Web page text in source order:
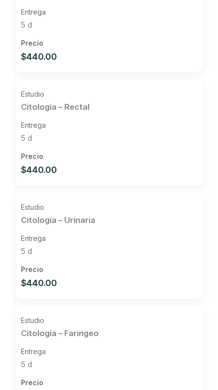
5 d
$440.00
Citología – Rectal
5 d
$440.00
Citología – Urinaria
5 d
$440.00
Citología – Faringeo
5 d